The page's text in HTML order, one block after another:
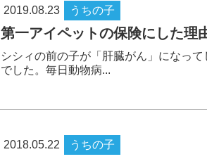
2019.08.23 うちの子
第一アイペットの保険にした理
シシィの前の子が「肝臓がん」になっ
でした。毎日動物病...
2018.05.22 うちの子